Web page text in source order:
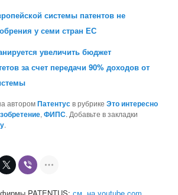
системы патентов не
у семи стран ЕС
увеличить бюджет
за счет передачи 90% доходов от
авторомПатентусв рубрикеЭто интересно
,ФИПС. Добавьте в закладки
.
PATENTUS:см. на youtube.com